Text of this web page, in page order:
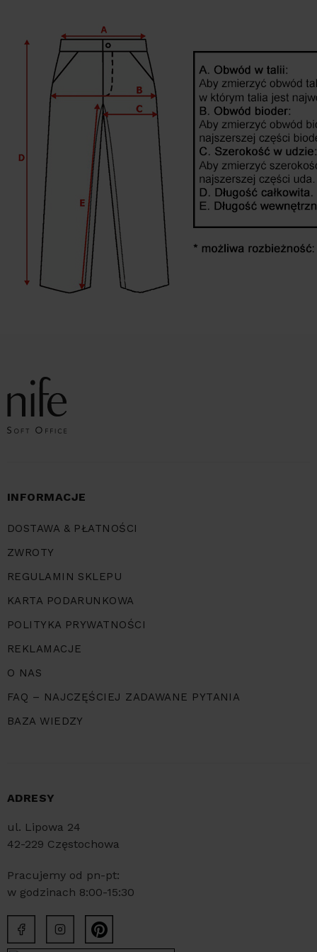
INFORMACJE
DOSTAWA & PŁATNOŚCI
ZWROTY
REGULAMIN SKLEPU
KARTA PODARUNKOWA
POLITYKA PRYWATNOŚCI
REKLAMACJE
O NAS
FAQ – NAJCZĘŚCIEJ ZADAWANE PYTANIA
BAZA WIEDZY
ADRESY
ul. Lipowa 24
42-229 Częstochowa
Pracujemy od pn-pt:
w godzinach 8:00-15:30